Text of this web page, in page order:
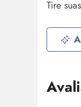
Tire